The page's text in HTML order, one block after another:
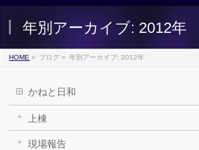
年別アーカイブ: 2012年
HOME » ブログ » 年別アーカイブ: 2012年
かねと日和
上棟
現場報告